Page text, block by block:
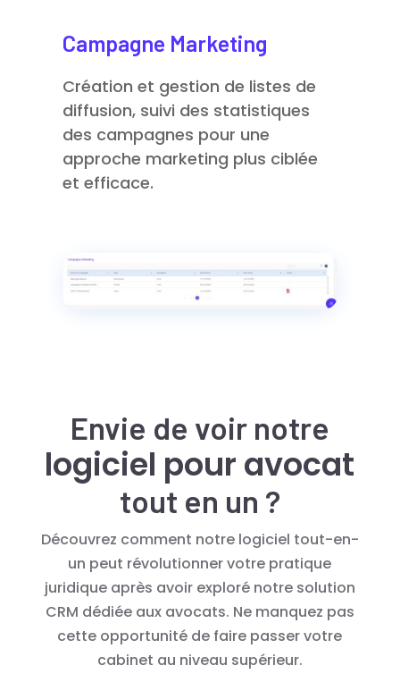
Campagne Marketing
Création et gestion de listes de
diffusion, suivi des statistiques
des campagnes pour une
approche marketing plus ciblée
et efficace.
Envie de voir notre
logiciel pour avocat
tout en un ?
Découvrez comment notre logiciel tout-en-
un peut révolutionner votre pratique
juridique après avoir exploré notre solution
CRM dédiée aux avocats. Ne manquez pas
cette opportunité de faire passer votre
cabinet au niveau supérieur.